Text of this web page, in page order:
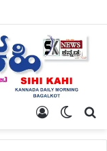
Switch
Log